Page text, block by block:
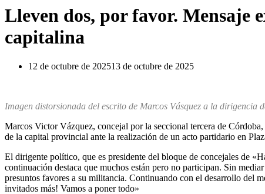
Lleven dos, por favor. Mensaje
capitalina
12 de octubre de 202513 de octubre de 2025
Imagen distorsionada del escrito de Marcos Vásquez a la dirigencia
Marcos Victor Vázquez, concejal por la seccional tercera de
de la capital provincial ante la realización de un acto partidario en
El dirigente político, que es presidente del bloque de concejales de
continuación destaca que muchos están pero no participan. Sin
presuntos favores a su militancia. Continuando con el desarrollo del
invitados más! Vamos a poner todo»